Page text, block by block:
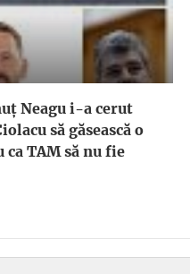
Neagu i-a cerut
să găsească o
TAM să nu fie